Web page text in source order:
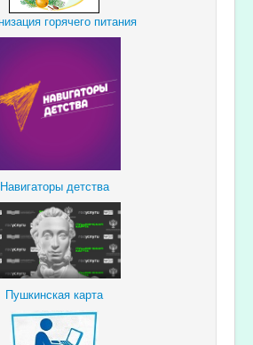
горячего питания
Навигаторы детства
Пушкинская карта